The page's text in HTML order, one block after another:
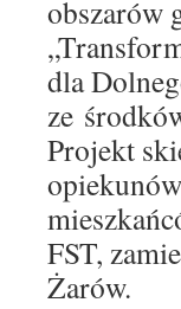
obszarów
dla
ze
Projekt
FST,
Żarów.